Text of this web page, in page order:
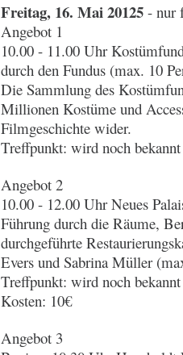
Freitag, 16. Mai 20125 - nur
Angebot 1
10.00 - 11.00 Uhr
durch den Fundus (max. 10
Die Sammlung des
Millionen Kostüme und
Filmgeschichte wider.
Treffpunkt: wird noch bekannt
Angebot 2
10.00 - 12.00 Uhr Neues
Führung durch die Räume,
durchgeführte
Evers und Sabrina Müller
Treffpunkt: wird noch bekannt
Kosten: 10€
Angebot 3